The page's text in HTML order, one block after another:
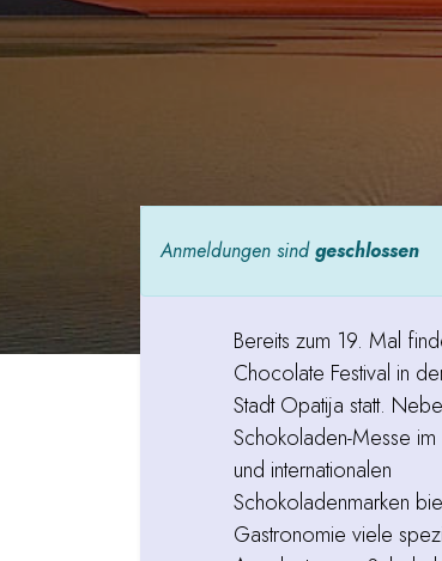
Anmeldungen sindgeschlossen
Bereits zum 19. Mal
Chocolate Festival in
Stadt Opatija statt.
Schokoladen-Messe im
und internationalen
Schokoladenmarken
Gastronomie viele